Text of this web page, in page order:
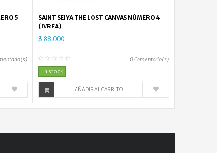
5
SAINT SEIYA THE LOST CANVAS NÚMERO 4
(IVREA)
$ 88.000
0Comentario(s)
En stock
AÑADIR AL CARRITO